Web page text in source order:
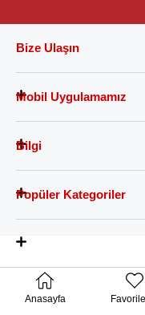
Bize Ulaşın
Mobil Uygulamamız
Bilgi
Popüler Kategoriler
Anasayfa